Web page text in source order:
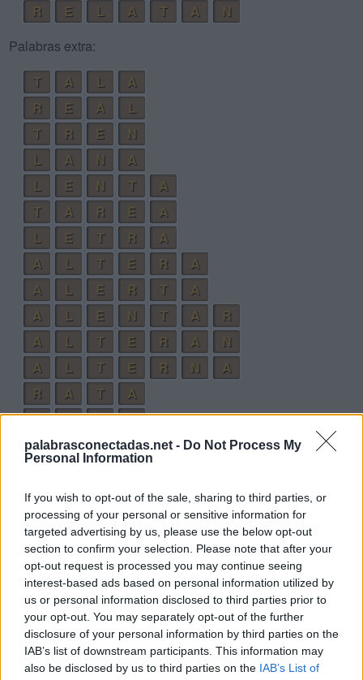
palabrasconectadas.net - Do Not Process My
Personal Information
If you wish to opt-out of the sale, sharing to third parties, or
processing of your personal or sensitive information for
targeted advertising by us, please use the below opt-out
section to confirm your selection. Please note that after your
opt-out request is processed you may continue seeing
interest-based ads based on personal information utilized by
us or personal information disclosed to third parties prior to
your opt-out. You may separately opt-out of the further
disclosure of your personal information by third parties on the
IAB’s list of downstream participants. This information may
also be disclosed by us to third parties on the IAB’s List of
R
E L A T A
N
Palabras extra:
T
A L
A
R
E A
L
T
R E
N
L
A N
A
L
E N T
A
T
A R E
A
L
E T R
A
A
L T E R
A
A
L E R T
A
A
L E N T A
R
A
L T E R A
N
A
L T E R N
A
R
A T
A
L
A T
A
T
E L
A
T
E N
A
R
E T
A
T
A L
E
N
A T
A
L
A T
E
E
R A
N
A
T E
N